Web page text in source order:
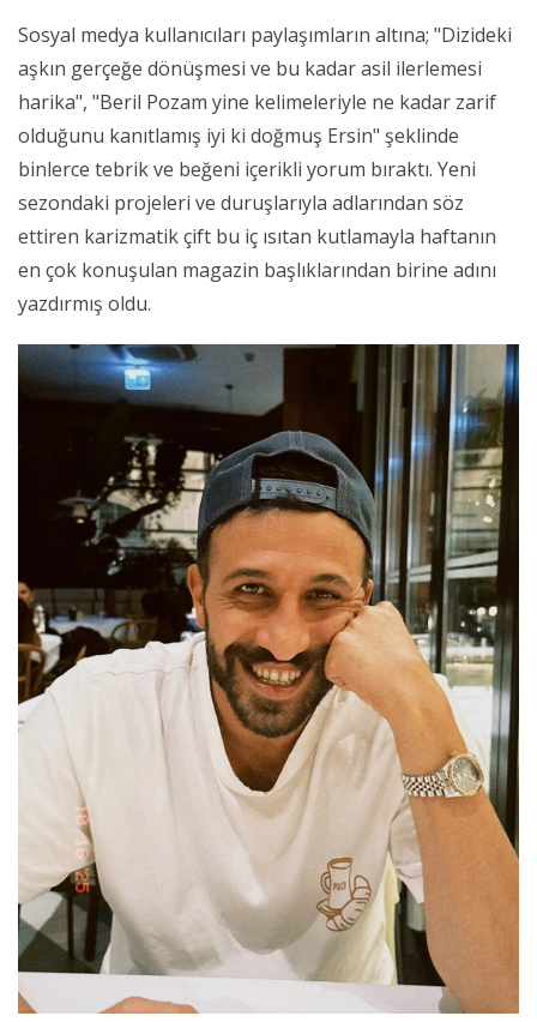
Sosyal medya kullanıcıları paylaşımların altına; "Dizideki
aşkın gerçeğe dönüşmesi ve bu kadar asil ilerlemesi
harika", "Beril Pozam yine kelimeleriyle ne kadar zarif
olduğunu kanıtlamış iyi ki doğmuş Ersin" şeklinde
binlerce tebrik ve beğeni içerikli yorum bıraktı. Yeni
sezondaki projeleri ve duruşlarıyla adlarından söz
ettiren karizmatik çift bu iç ısıtan kutlamayla haftanın
en çok konuşulan magazin başlıklarından birine adını
yazdırmış oldu.